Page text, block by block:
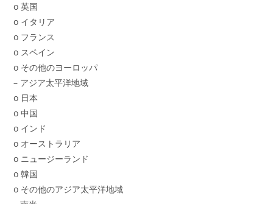
o 英国
o イタリア
o フランス
o スペイン
o その他のヨーロッパ
– アジア太平洋地域
o 日本
o 中国
o インド
o オーストラリア
o ニュージーランド
o 韓国
o その他のアジア太平洋地域